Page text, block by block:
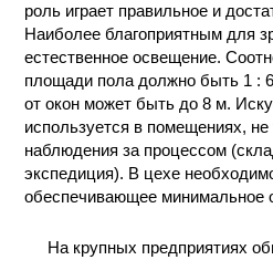
роль играет правильное и
Наиболее благоприятным для
естественное освещение.
площади пола должно быть 1 :
от окон может быть до 8 м.
используется в помещениях,
наблюдения за процессом
экспедиция). В цехе
обеспечивающее минимальное
На крупных предприятиях